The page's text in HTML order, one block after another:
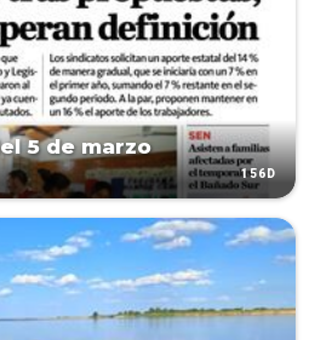
5 de marzo
156D